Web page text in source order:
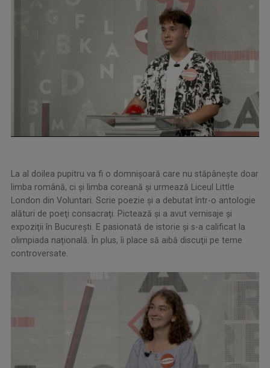
La al doilea pupitru va fi o domnișoară care nu stăpânește doar
limba română, ci și limba coreană şi urmează Liceul Little
London din Voluntari. Scrie poezie și a debutat într-o antologie
alături de poeţi consacraţi. Pictează și a avut vernisaje şi
expoziţii în Bucureşti. E pasionată de istorie și s-a calificat la
olimpiada națională. În plus, îi place să aibă discuţii pe teme
controversate.